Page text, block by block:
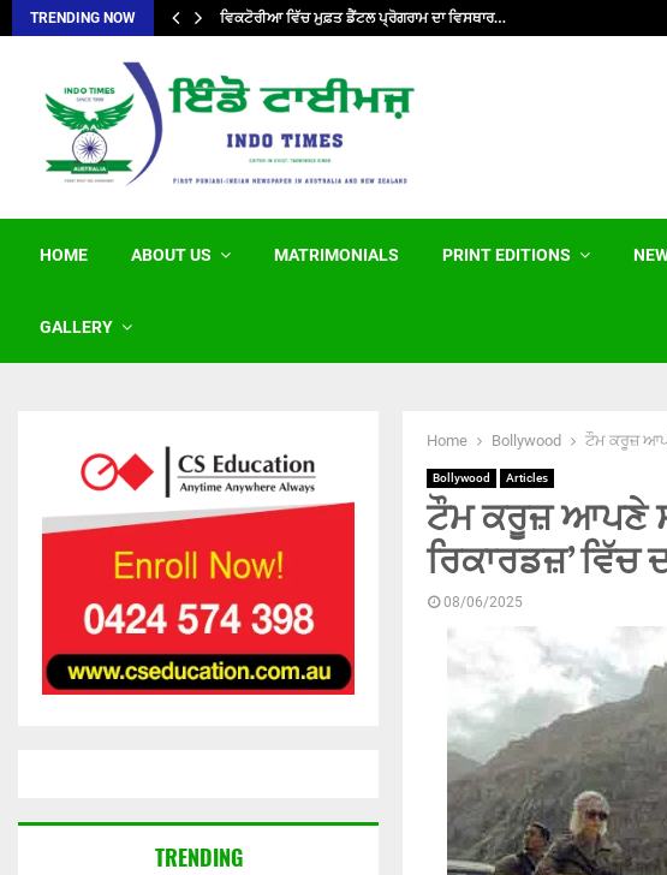
TRENDING NOW ਵਿਕਟੋਰੀਆ ਵਿੱਚ ਮੁਫ਼ਤ ਡੈਂਟਲ ਪ੍ਰੋਗਰਾਮ ਦਾ ਵਿਸਥਾਰ…
HOME ABOUT US MATRIMONIALS PRINT EDITIONS
GALLERY
Home Bollywood ਟੌਮ ਕਰੂਜ਼
Bollywood Articles
ਟੌਮ ਕਰੂਜ਼ ਆਪਣੇ
ਰਿਕਾਰਡਜ਼’
08/06/2025
TRENDING